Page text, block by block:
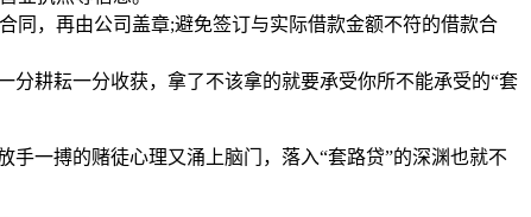
同，再由公司盖章;避免签订与实际借款金额不符的借款合
耕耘一分收获，拿了不该拿的就要承受你所不能承受的“套
一搏的赌徒心理又涌上脑门，落入“套路贷”的深渊也就不